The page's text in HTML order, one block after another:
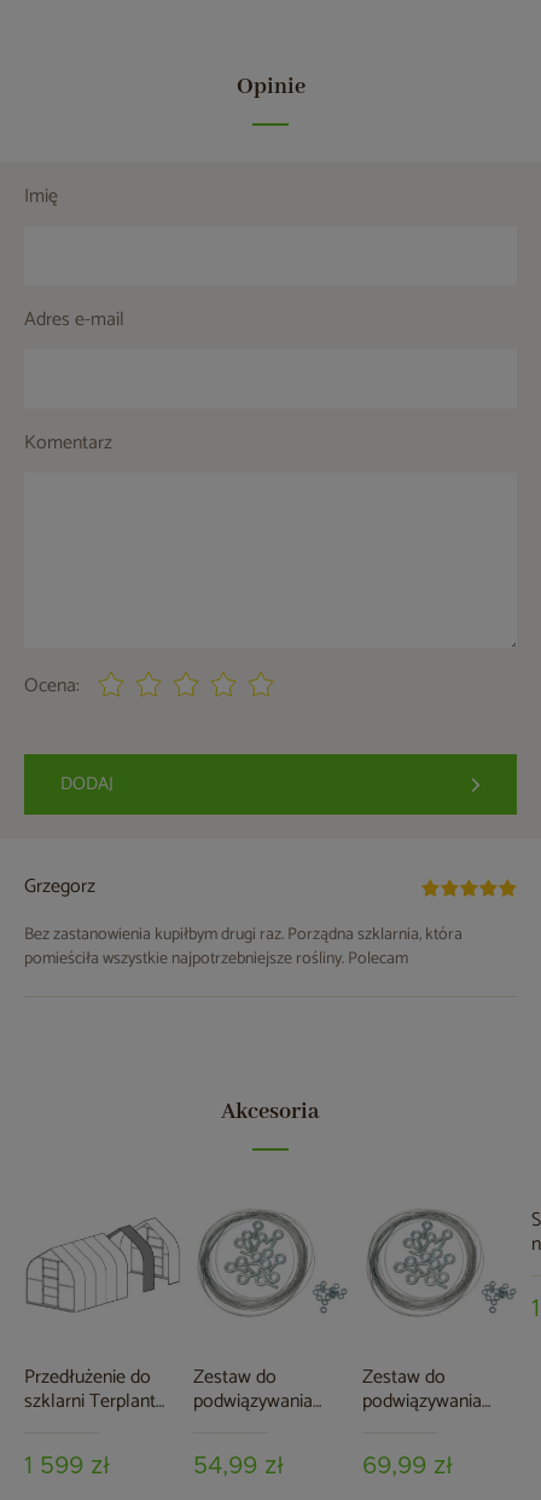
Opinie
Imię
Adres e-mail
Komentarz
Ocena:
DODAJ
Grzegorz
Bez zastanowienia kupiłbym drugi raz. Porządna szklarnia, która
pomieściła wszystkie najpotrzebniejsze rośliny. Polecam
Akcesoria
Przedłużenie do
szklarni Terplant
1 599 zł
Zestaw do
podwiązywania
54,99 zł
Zestaw do
podwiązywania
69,99 zł